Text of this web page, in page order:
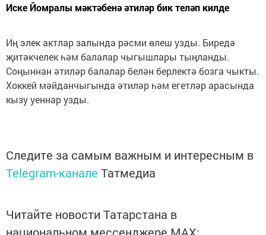
Иске Йомралы мәктәбенә әтиләр бик теләп килде
Иң элек актлар залында рәсми өлеш узды. Биредә
җитәкчелек һәм балалар чыгышлары тыңланды.
Соңыннан әтиләр балалар белән берлектә бозга чыкты.
Хоккей мәйданчыгында әтиләр һәм егетләр арасында
кызу уеннар узды.
Следите за самым важным и интересным в
Telegram-канале Татмедиа
Читайте новости Татарстана в